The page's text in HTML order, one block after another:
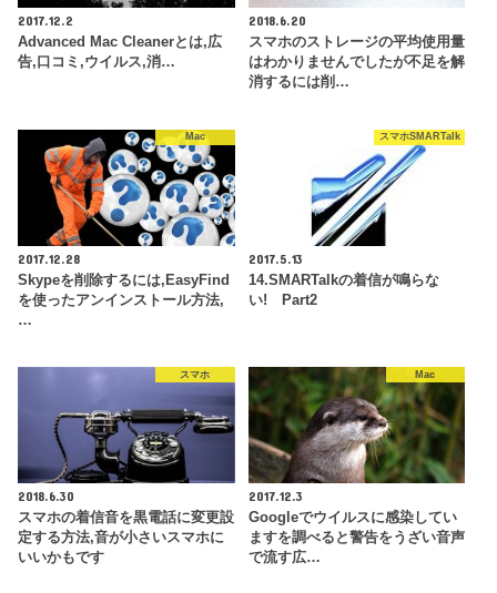
2017.12.2
Advanced Mac Cleanerとは,広
告,口コミ,ウイルス,消…
2018.6.20
スマホのストレージの平均使用量
はわかりませんでしたが不足を解
消するには削…
Mac
2017.12.28
Skypeを削除するには,EasyFind
を使ったアンインストール方法,
…
スマホSMARTalk
2017.5.13
14.SMARTalkの着信が鳴らな
い! Part2
スマホ
2018.6.30
スマホの着信音を黒電話に変更設
定する方法,音が小さいスマホに
いいかもです
Mac
2017.12.3
Googleでウイルスに感染してい
ますを調べると警告をうざい音声
で流す広…